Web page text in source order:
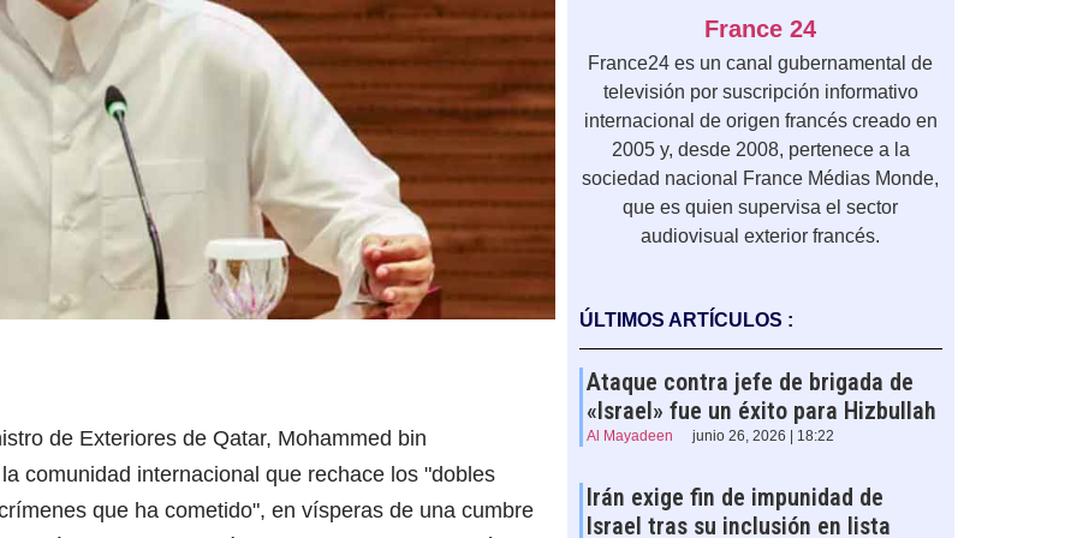
de Exteriores de Qatar, Mohammed bin
comunidad internacional que rechace los "dobles
que ha cometido", en vísperas de una cumbre
France 24
France24 es un canal gubernamental de
televisión por suscripción informativo
internacional de origen francés creado en
2005 y, desde 2008, pertenece a la
sociedad nacional France Médias Monde,
que es quien supervisa el sector
audiovisual exterior francés.
ÚLTIMOS ARTÍCULOS :
Ataque contra jefe de brigada de
«Israel» fue un éxito para Hizbullah
Al Mayadeen junio 26, 2026 | 18:22
Irán exige fin de impunidad de
Israel tras su inclusión en lista